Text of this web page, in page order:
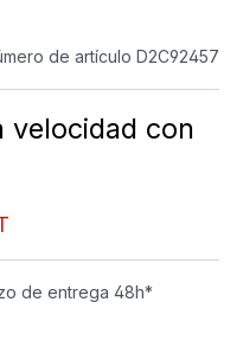
de artículo D2C92457
velocidad con
de entrega 48h*